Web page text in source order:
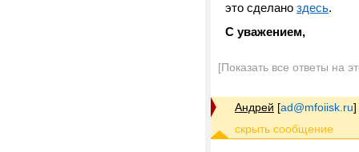
это сделано здесь.
С уважением,
[Показать все ответы на
Андрей [ad@mfoiisk.ru]